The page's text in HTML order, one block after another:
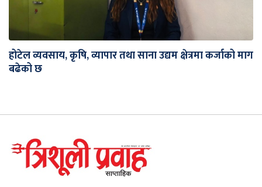
होटेल व्यवसाय, कृषि, व्यापार तथा साना उद्यम क्षेत्रमा कर्जाको माग
बढेको छ